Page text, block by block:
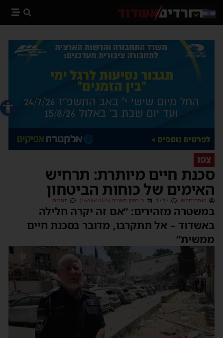
פתח
צפו
סכנת חיים מיותרת: תרחיש
האימים של כוחות הביטחון
מנחם דויטש 17:17 כ׳ בסיון תשפ״ה (16/06/2025) תגובות
במשטרה מזהירים: “אם זה יקרה חלילה
באשדוד – אל תתקרבו, מדובר בסכנת חיים
ממשית”